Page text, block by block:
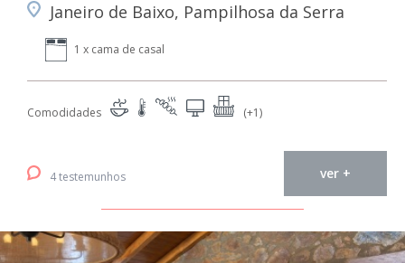
Janeiro de Baixo, Pampilhosa da Serra
1 x cama de casal
Comodidades (+1)
4 testemunhos ver +